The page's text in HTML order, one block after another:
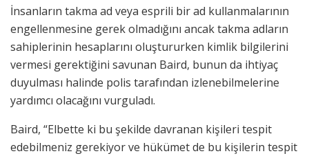
İnsanların takma ad veya esprili bir ad kullanmalarının
engellenmesine gerek olmadığını ancak takma adların
sahiplerinin hesaplarını oluştururken kimlik bilgilerini
vermesi gerektiğini savunan Baird, bunun da ihtiyaç
duyulması halinde polis tarafından izlenebilmelerine
yardımcı olacağını vurguladı.
Baird, “Elbette ki bu şekilde davranan kişileri tespit
edebilmeniz gerekiyor ve hükümet de bu kişilerin tespit